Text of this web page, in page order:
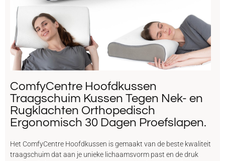
ComfyCentre Hoofdkussen
Traagschuim Kussen Tegen Nek- en
Rugklachten Orthopedisch
Ergonomisch 30 Dagen Proefslapen.
Het ComfyCentre Hoofdkussen is gemaakt van de beste kwaliteit
traagschuim dat aan je unieke lichaamsvorm past en de druk